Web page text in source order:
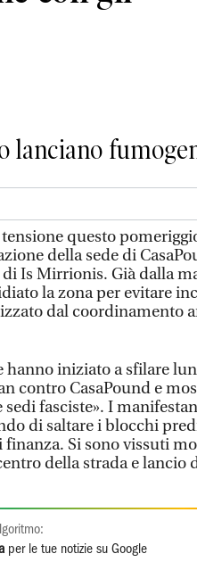
lanciano
questo
della sede di
Is Mirrionis. Già dalla
la zona per evitare
dal coordinamento
hanno iniziato a sfilare
contro CasaPound e
sedi fasciste». I
di saltare i blocchi
finanza. Si sono vissuti
della strada e lancio
per le tue notizie su Google